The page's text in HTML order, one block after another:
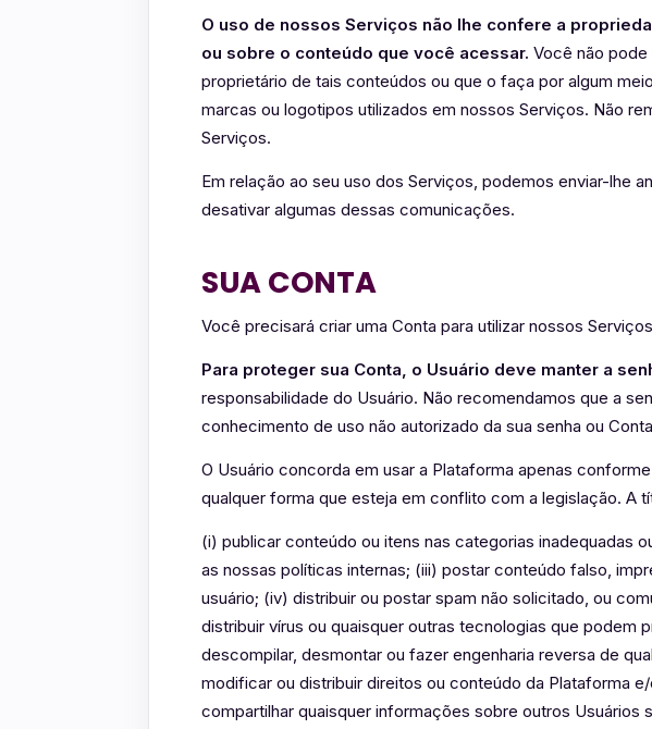
O uso de nossos Serviços não lhe confere a
ou sobre o conteúdo que você acessar. Você não
proprietário de tais conteúdos ou que o faça por algum
marcas ou logotipos utilizados em nossos Serviços. Não
Serviços.
Em relação ao seu uso dos Serviços, podemos enviar-lhe
desativar algumas dessas comunicações.
SUA CONTA
Você precisará criar uma Conta para utilizar nossos
Para proteger sua Conta, o Usuário deve manter a
responsabilidade do Usuário. Não recomendamos que a
conhecimento de uso não autorizado da sua senha ou
O Usuário concorda em usar a Plataforma apenas
qualquer forma que esteja em conflito com a legislação. A
(i) publicar conteúdo ou itens nas categorias inadequadas
as nossas políticas internas; (iii) postar conteúdo falso,
usuário; (iv) distribuir ou postar spam não solicitado, ou
distribuir vírus ou quaisquer outras tecnologias que podem
descompilar, desmontar ou fazer engenharia reversa de
modificar ou distribuir direitos ou conteúdo da Plataforma
compartilhar quaisquer informações sobre outros Usuários